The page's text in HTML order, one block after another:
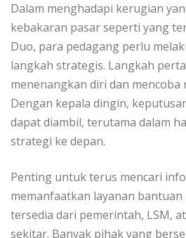
Dalam menghadapi kerugian
kebakaran pasar seperti yang
Duo, para pedagang perlu
langkah strategis. Langkah
menenangkan diri dan mencoba
Dengan kepala dingin,
dapat diambil, terutama dalam
strategi ke depan.
Penting untuk terus mencari
memanfaatkan layanan
tersedia dari pemerintah, LSM,
sekitar. Banyak pihak yang